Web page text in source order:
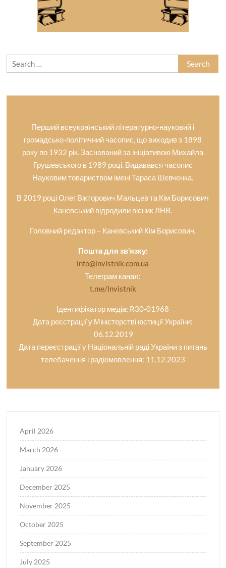
Search
for:
Перший всеукраїнський літературно-науковий і
громадсько-політичний часопис, що виходив з 1898
року по 1932 рік. Заснований за ініціативою Михайла
Грушевського в 1989 році. Видавався часопис
Науковим товариством імені Тараса Шевченка.
В 2019 році Олег Вікторович Мальцев та Кім Борисович
Каневський відродили вісник ЛНВ.
Головний редактор – Каневський Кім Борисович.
Пошта для зв’язку:
info@lnvistnik.com.ua
Телеграм канал:
t.me/lnvistnik
Ідентифікатор медіа: R30-01968
Дата реєстрації у Міністерстві юстиції України:
06.12.2019
Дата переєстрації у Національній раді України з питань
телебачення і радіомовлення: 11.12.2023
April 2026
March 2026
January 2026
December 2025
November 2025
October 2025
September 2025
July 2025